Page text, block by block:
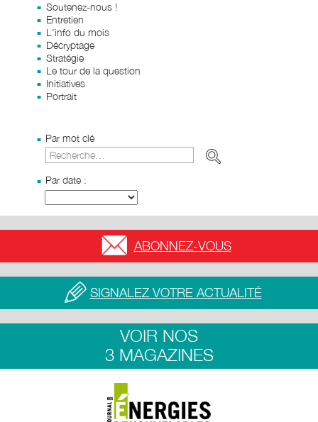
Soutenez-nous !
Entretien
L'info du mois
Décryptage
Stratégie
Le tour de la question
Initiatives
Portrait
Par mot clé
Par date :
ABONNEZ-VOUS
SIGNALEZ VOTRE ACTUALITÉ
VOIR NOS
3 MAGAZINES